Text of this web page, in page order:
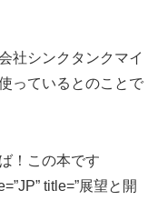
社シンクタンクマイ
っているとのことで
！この本です
title=”展望と開